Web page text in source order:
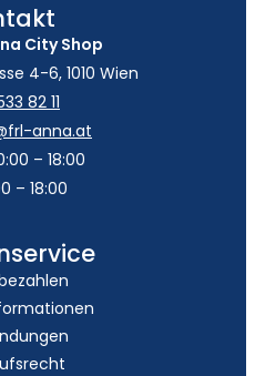
City Shop
4-6, 1010 Wien
82 11
anna.at
– 18:00
– 18:00